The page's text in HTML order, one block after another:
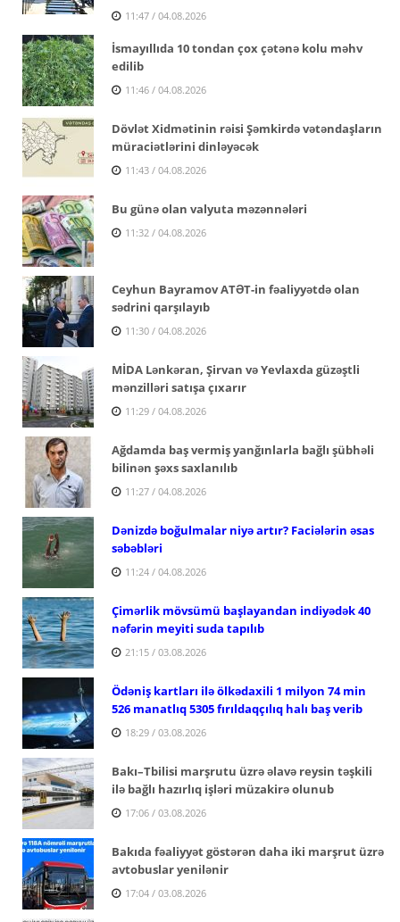
11:47 / 04.08.2026
İsmayıllıda 10 tondan çox çətənə kolu məhv
edilib
11:46 / 04.08.2026
Dövlət Xidmətinin rəisi Şəmkirdə vətəndaşların
müraciətlərini dinləyəcək
11:43 / 04.08.2026
Bu günə olan valyuta məzənnələri
11:32 / 04.08.2026
Ceyhun Bayramov ATƏT-in fəaliyyətdə olan
sədrini qarşılayıb
11:30 / 04.08.2026
MİDA Lənkəran, Şirvan və Yevlaxda güzəştli
mənzilləri satışa çıxarır
11:29 / 04.08.2026
Ağdamda baş vermiş yanğınlarla bağlı şübhəli
bilinən şəxs saxlanılıb
11:27 / 04.08.2026
Dənizdə boğulmalar niyə artır? Faciələrin əsas
səbəbləri
11:24 / 04.08.2026
Çimərlik mövsümü başlayandan indiyədək 40
nəfərin meyiti suda tapılıb
21:15 / 03.08.2026
Ödəniş kartları ilə ölkədaxili 1 milyon 74 min
526 manatlıq 5305 fırıldaqçılıq halı baş verib
18:29 / 03.08.2026
Bakı–Tbilisi marşrutu üzrə əlavə reysin təşkili
ilə bağlı hazırlıq işləri müzakirə olunub
17:06 / 03.08.2026
Bakıda fəaliyyət göstərən daha iki marşrut üzrə
avtobuslar yenilənir
17:04 / 03.08.2026